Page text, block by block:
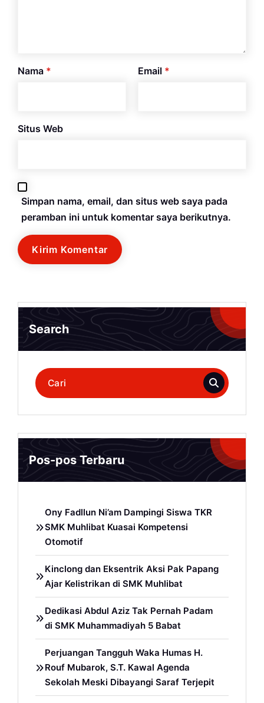
Nama * Email *
Situs Web
Simpan nama, email, dan situs web saya pada
peramban ini untuk komentar saya berikutnya.
Search
Pencarian
untuk:
Pos-pos Terbaru
Ony Fadllun Ni’am Dampingi Siswa TKR
SMK Muhlibat Kuasai Kompetensi
Otomotif
Kinclong dan Eksentrik Aksi Pak Papang
Ajar Kelistrikan di SMK Muhlibat
Dedikasi Abdul Aziz Tak Pernah Padam
di SMK Muhammadiyah 5 Babat
Perjuangan Tangguh Waka Humas H.
Rouf Mubarok, S.T. Kawal Agenda
Sekolah Meski Dibayangi Saraf Terjepit